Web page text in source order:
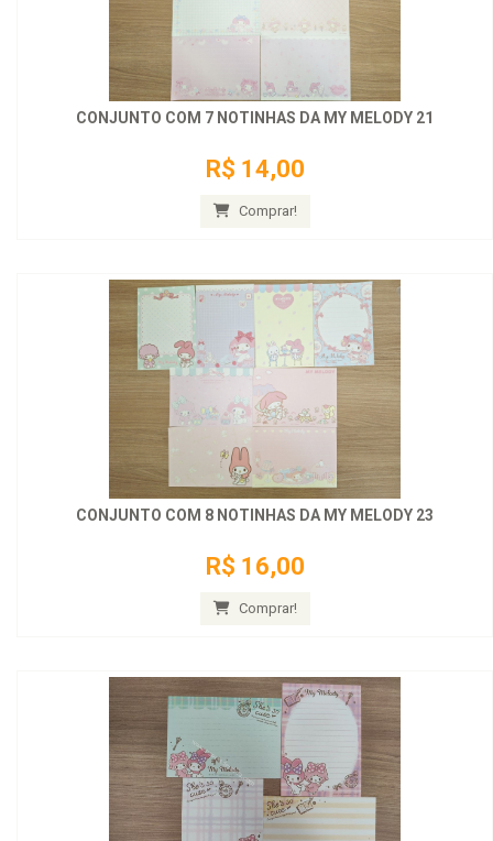
CONJUNTO COM 7 NOTINHAS DA MY MELODY 21
R$ 14,00
Comprar!
CONJUNTO COM 8 NOTINHAS DA MY MELODY 23
R$ 16,00
Comprar!